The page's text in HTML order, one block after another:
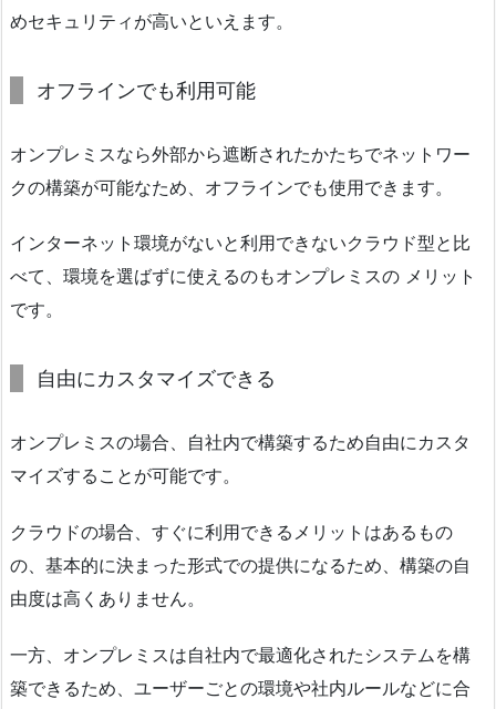
めセキュリティが高いといえます。
オフラインでも利用可能
オンプレミスなら外部から遮断されたかたちでネットワー
クの構築が可能なため、オフラインでも使用できます。
インターネット環境がないと利用できないクラウド型と比
べて、環境を選ばずに使えるのもオンプレミスの メリット
です。
自由にカスタマイズできる
オンプレミスの場合、自社内で構築するため自由にカスタ
マイズすることが可能です。
クラウドの場合、すぐに利用できるメリットはあるもの
の、基本的に決まった形式での提供になるため、構築の自
由度は高くありません。
一方、オンプレミスは自社内で最適化されたシステムを構
築できるため、ユーザーごとの環境や社内ルールなどに合